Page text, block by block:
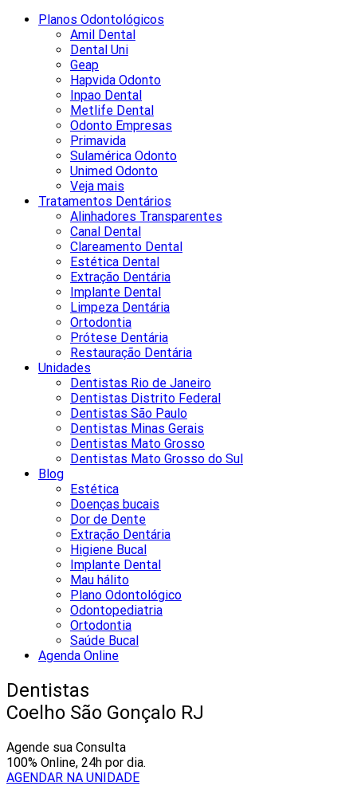
Planos Odontológicos
Amil Dental
Dental Uni
Geap
Hapvida Odonto
Inpao Dental
Metlife Dental
Odonto Empresas
Primavida
Sulamérica Odonto
Unimed Odonto
Veja mais
Tratamentos Dentários
Alinhadores Transparentes
Canal Dental
Clareamento Dental
Estética Dental
Extração Dentária
Implante Dental
Limpeza Dentária
Ortodontia
Prótese Dentária
Restauração Dentária
Unidades
Dentistas Rio de Janeiro
Dentistas Distrito Federal
Dentistas São Paulo
Dentistas Minas Gerais
Dentistas Mato Grosso
Dentistas Mato Grosso do Sul
Blog
Estética
Doenças bucais
Dor de Dente
Extração Dentária
Higiene Bucal
Implante Dental
Mau hálito
Plano Odontológico
Odontopediatria
Ortodontia
Saúde Bucal
Agenda Online
Dentistas
Coelho São Gonçalo RJ
Agende sua Consulta
100% Online, 24h por dia.
AGENDAR NA UNIDADE